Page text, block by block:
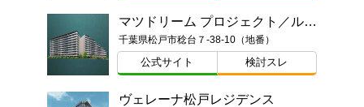
マツドリーム プロジェクト／ルネ松戸みのり台
千葉県松戸市稔台７-38-10（地番）
公式サイト 検討スレ
ヴェレーナ松戸レジデンス